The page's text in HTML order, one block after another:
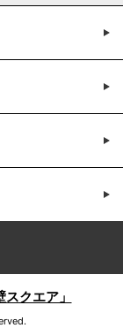
クエア」